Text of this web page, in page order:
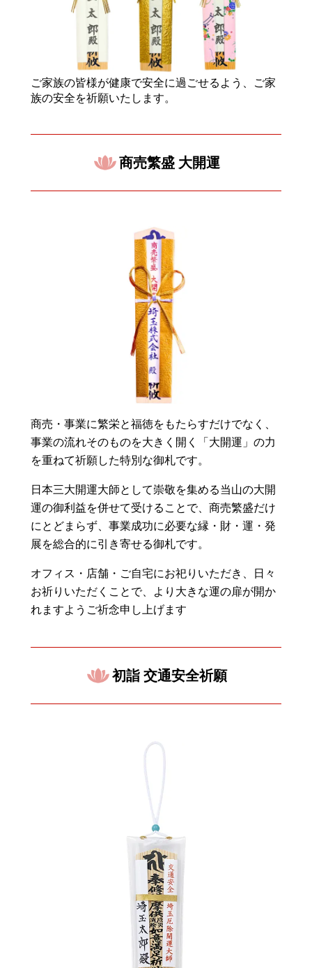
ご家族の皆様が健康で安全に過ごせるよう、ご家
族の安全を祈願いたします。
商売繁盛 大開運
商売・事業に繁栄と福徳をもたらすだけでなく、
事業の流れそのものを大きく開く「大開運」の力
を重ねて祈願した特別な御札です。
日本三大開運大師として崇敬を集める当山の大開
運の御利益を併せて受けることで、商売繁盛だけ
にとどまらず、事業成功に必要な縁・財・運・発
展を総合的に引き寄せる御札です。
オフィス・店舗・ご自宅にお祀りいただき、日々
お祈りいただくことで、より大きな運の扉が開か
れますようご祈念申し上げます
初詣 交通安全祈願